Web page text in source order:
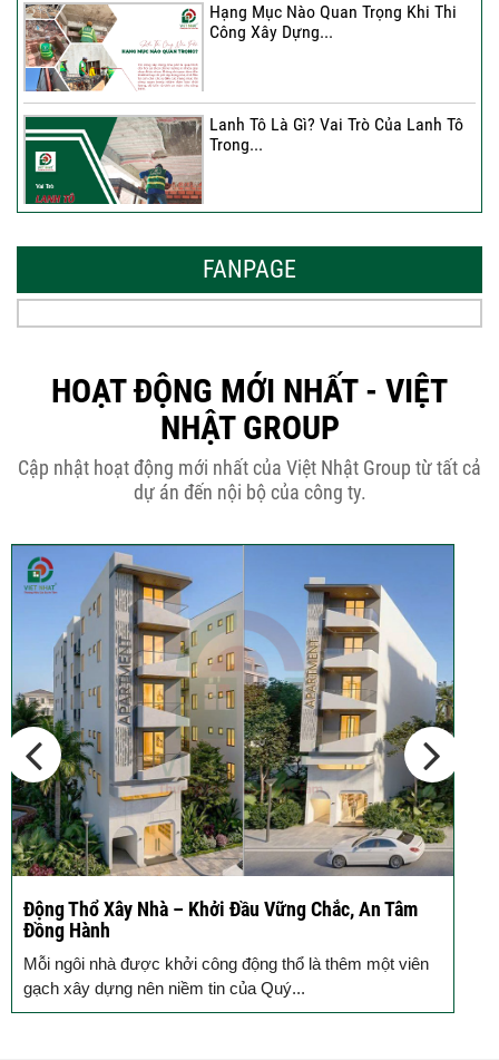
Hạng Mục Nào Quan Trọng Khi Thi
Công Xây Dựng...
Lanh Tô Là Gì? Vai Trò Của Lanh Tô
Trong...
Thiết Kế Hòa...
Bê Tông...
THÔNG BÁO KẾ HOẠCH TĂNG ĐƠN
GIÁ XÂY DỰNG NHÀ...
Thép Râu Tường – Kinh Nghiệm Thi
Công Chuẩn Kỹ...
10 Vị Trí Nên Xây Gạch Đinh – Chủ
Đầu...
FANPAGE
HOẠT ĐỘNG MỚI NHẤT - VIỆT
NHẬT GROUP
Cập nhật hoạt động mới nhất của Việt Nhật Group từ tất cả
dự án đến nội bộ của công ty.
Động Thổ Xây Nhà – Khởi Đầu Vững Chắc, An Tâm
Đồng Hành
Mỗi ngôi nhà được khởi công động thổ là thêm một viên
gạch xây dựng nên niềm tin của Quý...